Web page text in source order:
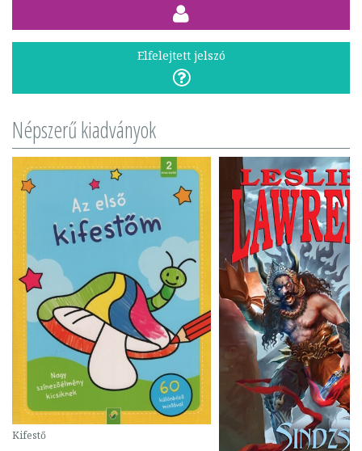
Elfelejtett jelszó
Népszerű kiadványok
Kifestő